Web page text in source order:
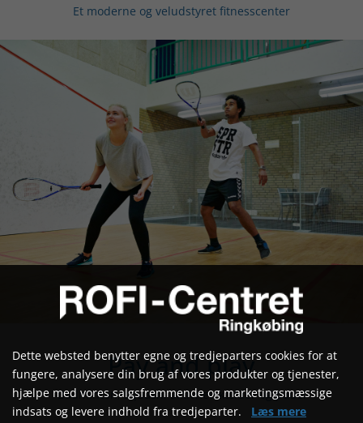
Et moderne og veludstyret fitnesscenter
Pay and play
Badminton, squash, aktivitetskælder og padel
Dette websted benytter egne og tredjeparters cookies for at
fungere, analysere din brug af vores produkter og tjenester,
hjælpe med vores salgsfremmende og marketingsmæssige
indsats og levere indhold fra tredjeparter. Læs mere